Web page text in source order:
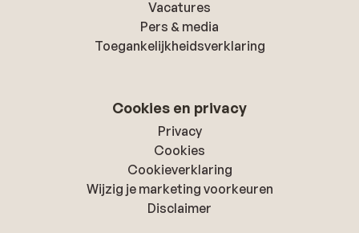
van een klif en het fort van Palamidi, staat bekend om
haar architectuur en elegantie. Dag 8: naar de
luchthaven. Vandaag eindigt de Fly & Drive en ga je weer
Vacatures
Pers & media
Toegankelijkheidsverklaring
Cookies en privacy
Privacy
Cookies
Cookieverklaring
Wijzig je marketing voorkeuren
Disclaimer